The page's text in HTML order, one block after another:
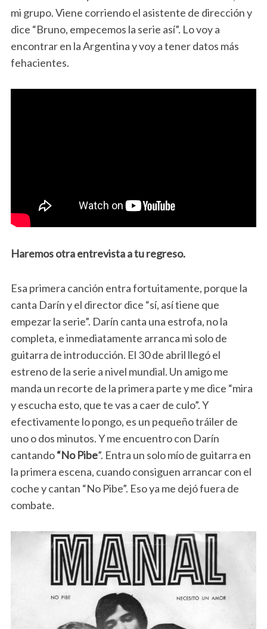
mi grupo. Viene corriendo el asistente de dirección y
dice “Bruno, empecemos la serie así”. Lo voy a
encontrar en la Argentina y voy a tener datos más
fehacientes.
Haremos otra entrevista a tu regreso.
Esa primera canción entra fortuitamente, porque la
canta Darín y el director dice “sí, así tiene que
empezar la serie”. Darín canta una estrofa, no la
completa, e inmediatamente arranca mi solo de
guitarra de introducción. El 30 de abril llegó el
estreno de la serie a nivel mundial. Un amigo me
manda un recorte de la primera parte y me dice “mira
y escucha esto, que te vas a caer de culo”. Y
efectivamente lo pongo, es un pequeño tráiler de
uno o dos minutos. Y me encuentro con Darín
cantando“No Pibe”. Entra un solo mío de guitarra en
la primera escena, cuando consiguen arrancar con el
coche y cantan “No Pibe”. Eso ya me dejó fuera de
combate.